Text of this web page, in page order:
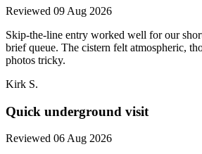
Reviewed 09 Aug 2026
Skip-the-line entry worked well for our
brief queue. The cistern felt atmospheric,
photos tricky.
Kirk S.
Quick underground visit
Reviewed 06 Aug 2026